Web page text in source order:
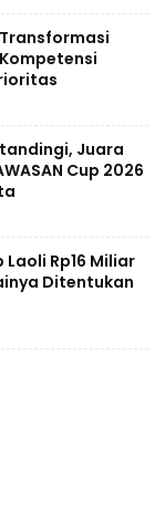
Juara
Cup 2026
Rp16 Miliar
Ditentukan